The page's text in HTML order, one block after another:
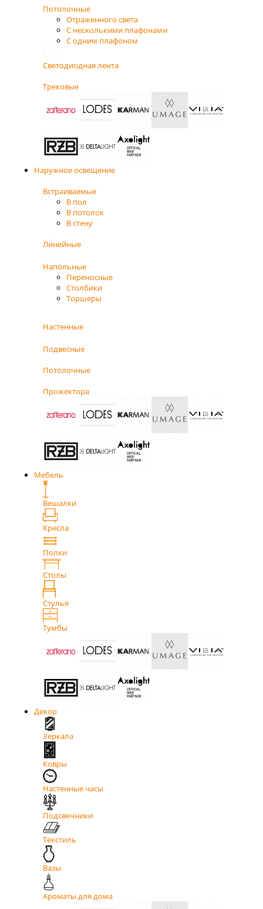
Потолочные
Отраженного света
С несколькими плафонами
С одним плафоном
Светодиодная лента
Трековые
Наружное освещение
Встраиваемые
В пол
В потолок
В стену
Линейные
Напольные
Переносные
Столбики
Торшеры
Настенные
Подвесные
Потолочные
Прожектора
Мебель
Вешалки
Кресла
Полки
Столы
Стулья
Тумбы
Декор
Зеркала
Ковры
Настенные часы
Подсвечники
Текстиль
Вазы
Ароматы для дома